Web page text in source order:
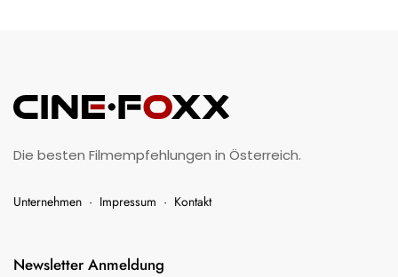
Die besten Filmempfehlungen in Österreich.
Unternehmen · Impressum · Kontakt
Newsletter Anmeldung